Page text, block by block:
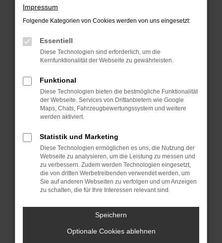
Überprüfe deine Firewall und deine
Internetverbindung.
deine Suchmaschine?
Prüfe deine Browsererweiterungen.
können das Laden bestimmter Seiten
verhindern. Funktioniert die Seite in einem
anderen Browser oder in einem privaten
Fenster?
Starte dein Gerät neu.
Das kann manchmal helfen,
vorübergehende Probleme zu beheben.
Stelle sicher, dass dein Browser und dein
Betriebssystem auf dem neuesten Stand
Veraltete Software birgt nicht nur ein
führen, dass bestimmte Funktionen nicht
Impressum
Folgende Kategorien von Cookies werden von uns eingesetzt:
Essentiell
Diese Technologien sind erforderlich, um die
Kernfunktionalität der Webseite zu gewährleisten.
Funktional
Diese Technologien bieten die bestmögliche Funktionalität
der Webseite. Services von Drittanbietern wie Google
Maps, Chats, Fahrzeugbewertungssystem und weitere
werden aktiviert.
Statistik und Marketing
Diese Technologien ermöglichen es uns, die Nutzung der
Webseite zu analysieren, um die Leistung zu messen und
zu verbessern. Zudem werden Technologien eingesetzt,
die von dritten Werbetreibenden verwendet werden, um
Sie auf anderen Webseiten zu verfolgen und um Anzeigen
zu schalten, die für Ihre Interessen relevant sind.
Speichern
Optionale Cookies ablehnen